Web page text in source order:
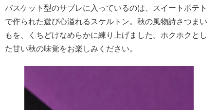
バスケット型のサブレに入っているのは、スイートポテト
で作られた遊び心溢れるスケルトン。秋の風物詩さつまい
もを、くちどけなめらかに練り上げました。ホクホクとし
た甘い秋の味覚をお楽しみください。